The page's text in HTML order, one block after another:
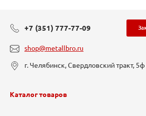
+7 (351) 777-77-09
shop@metallbro.ru
г. Челябинск, Свердловский тракт,
Каталог товаров